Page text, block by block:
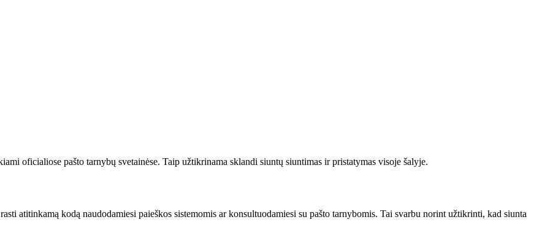
oficialiose pašto tarnybų svetainėse. Taip užtikrinama sklandi siuntų siuntimas ir pristatymas visoje šalyje.
atitinkamą kodą naudodamiesi paieškos sistemomis ar konsultuodamiesi su pašto tarnybomis. Tai svarbu norint užtikrinti, kad siunta